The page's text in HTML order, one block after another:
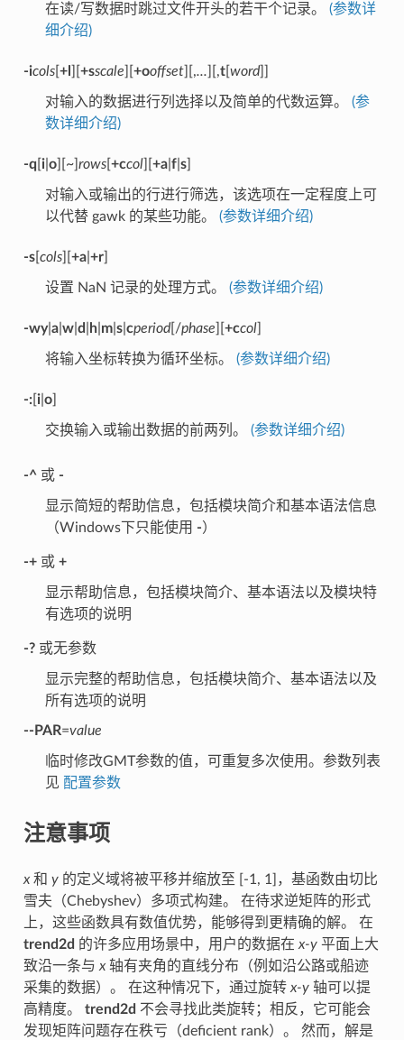
在读/写数据时跳过文件开头的若干个记录。 (参数详
细介绍)
-icols[ +l +sscale +ooffset][,... ][,t[ word]]
对输入的数据进行列选择以及简单的代数运算。 (参
数详细介绍)
-q i| o][~] rows[ +ccol][ +a| f| s]
对输入或输出的行进行筛选，该选项在一定程度上可
以代替 gawk 的某些功能。 (参数详细介绍)
-s[ cols][ +a| +r]
设置 NaN 记录的处理方式。 (参数详细介绍)
-wy|a| w| d h| m| s| cperiod[/phase +ccol]
将输入坐标转换为循环坐标。 (参数详细介绍)
-:[ i| o]
交换输入或输出数据的前两列。 (参数详细介绍)
-^或 -
显示简短的帮助信息，包括模块简介和基本语法信息
（Windows下只能使用 -）
-+或 +
显示帮助信息，包括模块简介、基本语法以及模块特
有选项的说明
-?或无参数
显示完整的帮助信息，包括模块简介、基本语法以及
所有选项的说明
--PAR=value
临时修改GMT参数的值，可重复多次使用。参数列表
见 配置参数
注意事项
x和 y的定义域将被平移并缩放至 [-1, 1]，基函数由切比
雪夫（Chebyshev）多项式构建。 在待求逆矩阵的形式
上，这些函数具有数值优势，能够得到更精确的解。 在
trend2d 的许多应用场景中，用户的数据在x-y平面上大
致沿一条与x轴有夹角的直线分布（例如沿公路或船迹
采集的数据）。 在这种情况下，通过旋转x-y轴可以提
高精度。 trend2d 不会寻找此类旋转；相反，它可能会
发现矩阵问题存在秩亏（deficient rank）。 然而，解是